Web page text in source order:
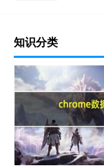
知识分类